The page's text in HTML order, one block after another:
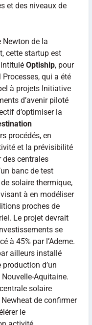
et des niveaux de
Newton de la
cette startup est
Optiship, pour
qui a été
à projets Initiative
d’avenir piloté
d’optimiser la
procédés, en
et la prévisibilité
des centrales
banc de test
solaire thermique,
à en modéliser
proches de
Le projet devrait
se
à 45% par l’Ademe.
ailleurs installé
d’un
Aquitaine.
solaire
de confirmer
le